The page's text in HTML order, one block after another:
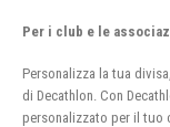
Per i club e le
Personalizza la tua
di Decathlon. Con
personalizzato per il tuo